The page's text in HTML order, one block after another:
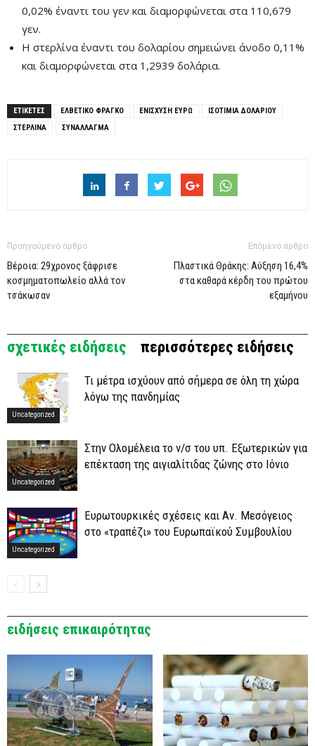
0,02% έναντι του γεν και διαμορφώνεται στα 110,679
γεν.
Η στερλίνα έναντι του δολαρίου σημειώνει άνοδο 0,11%
και διαμορφώνεται στα 1,2939 δολάρια.
ΕΤΙΚΕΤΕΣ ΕΛΒΕΤΙΚΟ ΦΡΑΓΚΟ ΕΝΙΣΧΥΣΗ ΕΥΡΩ
ΙΣΟΤΙΜΙΑ ΔΟΛΑΡΙΟΥ
ΣΤΕΡΛΙΝΑ
ΣΥΝΑΛΛΑΓΜΑ
Προηγούμενο άρθρο
Βέροια: 29χρονος ξάφρισε
κοσμηματοπωλείο αλλά τον
τσάκωσαν
Επόμενο άρθρο
Πλαστικά Θράκης: Αύξηση 16,4%
στα καθαρά κέρδη του πρώτου
εξαμήνου
σχετικές ειδήσεις περισσότερες ειδήσεις
Uncategorized
Τι μέτρα ισχύουν από σήμερα σε όλη τη χώρα
λόγω της πανδημίας
Uncategorized
Στην Ολομέλεια το ν/σ του υπ. Εξωτερικών για
επέκταση της αιγιαλίτιδας ζώνης στο Ιόνιο
Uncategorized
Ευρωτουρκικές σχέσεις και Αν. Μεσόγειος
στο «τραπέζι» του Ευρωπαϊκού Συμβουλίου
ειδήσεις επικαιρότητας